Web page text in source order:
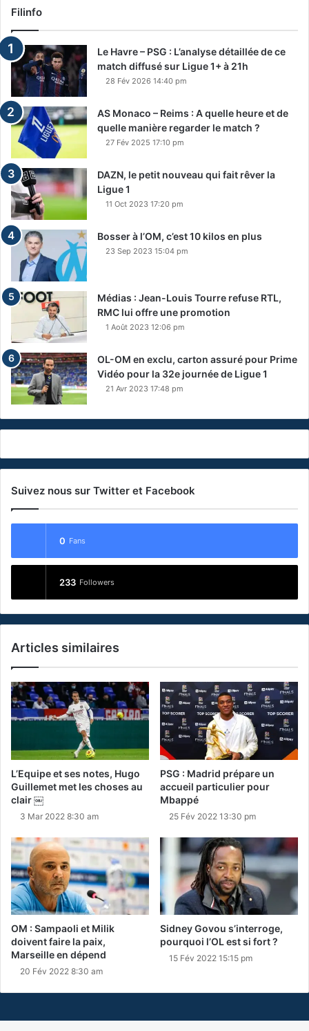
Filinfo
Le Havre – PSG : L’analyse détaillée de ce
match diffusé sur Ligue 1+ à 21h
28 Fév 2026 14:40 pm
AS Monaco – Reims : A quelle heure et de
quelle manière regarder le match ?
27 Fév 2025 17:10 pm
DAZN, le petit nouveau qui fait rêver la
Ligue 1
11 Oct 2023 17:20 pm
Bosser à l’OM, c’est 10 kilos en plus
23 Sep 2023 15:04 pm
Médias : Jean-Louis Tourre refuse RTL,
RMC lui offre une promotion
1 Août 2023 12:06 pm
OL-OM en exclu, carton assuré pour Prime
Vidéo pour la 32e journée de Ligue 1
21 Avr 2023 17:48 pm
Suivez nous sur Twitter et Facebook
0 Fans
233 Followers
Articles similaires
L’Equipe et ses notes, Hugo
Guillemet met les choses au
clair ￼
3 Mar 2022 8:30 am
PSG : Madrid prépare un
accueil particulier pour
Mbappé
25 Fév 2022 13:30 pm
OM : Sampaoli et Milik
doivent faire la paix,
Marseille en dépend
20 Fév 2022 8:30 am
Sidney Govou s’interroge,
pourquoi l’OL est si fort ?
15 Fév 2022 15:15 pm